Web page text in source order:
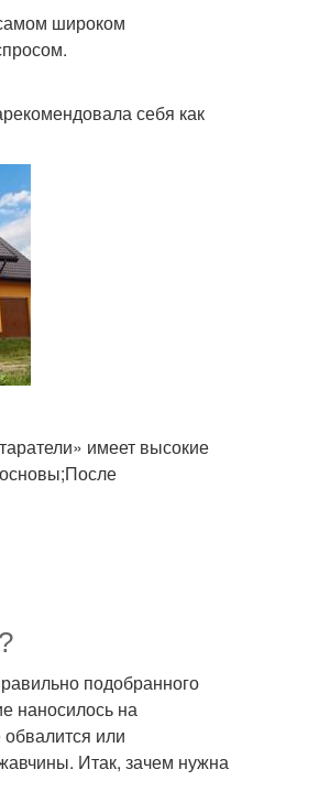
|акриловая грунтовка
широком
себя как
имеет высокие
подобранного
наносилось на
обвалится или
Итак, зачем нужна